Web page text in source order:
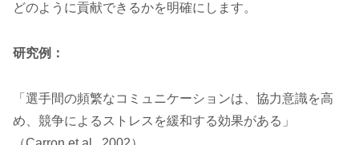
どのように貢献できるかを明確にします。
研究例：
「選手間の頻繁なコミュニケーションは、協力意識を高
め、競争によるストレスを緩和する効果がある」